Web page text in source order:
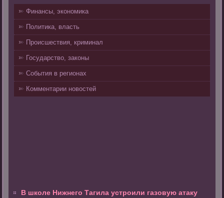
Финансы, экономика
Политика, власть
Происшествия, криминал
Государство, законы
События в регионах
Комментарии новостей
В школе Нижнего Тагила устроили газовую атаку